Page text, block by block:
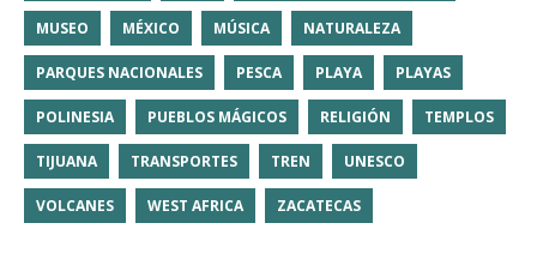
MUSEO MÉXICO MÚSICA NATURALEZA
PARQUES NACIONALES PESCA PLAYA PLAYAS
POLINESIA PUEBLOS MÁGICOS RELIGIÓN TEMPLOS
TIJUANA TRANSPORTES TREN UNESCO
VOLCANES WEST AFRICA ZACATECAS